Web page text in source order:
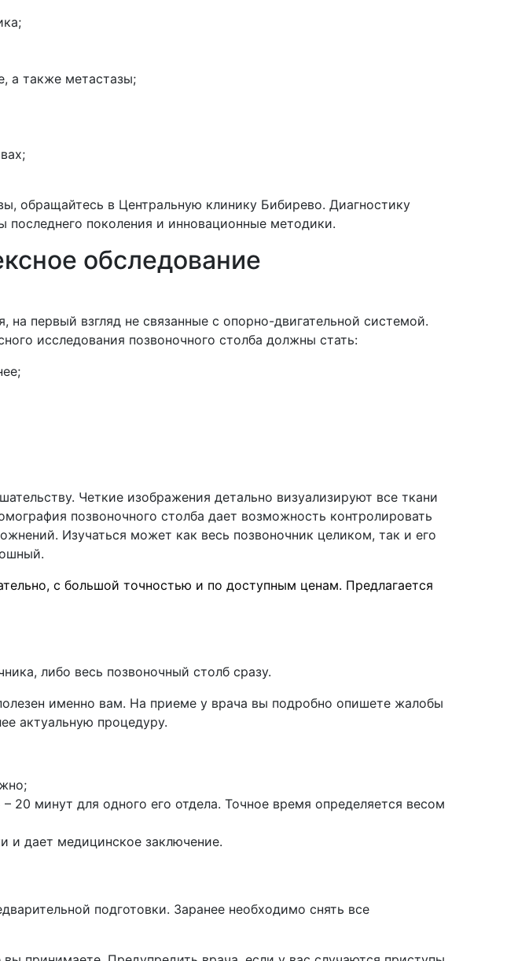
а также метастазы;
обращайтесь в Центральную клинику Бибирево. Диагностику
поколения и инновационные методики.
обследование
первый взгляд не связанные с опорно-двигательной системой.
исследования позвоночного столба должны стать:
Четкие изображения детально визуализируют все ткани
позвоночного столба дает возможность контролировать
Изучаться может как весь позвоночник целиком, так и его
с большой точностью и по доступным ценам. Предлагается
либо весь позвоночный столб сразу.
именно вам. На приеме у врача вы подробно опишете жалобы
актуальную процедуру.
минут для одного его отдела. Точное время определяется весом
и дает медицинское заключение.
подготовки. Заранее необходимо снять все